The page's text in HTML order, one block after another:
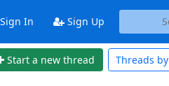
In Sign Up
Start a new thread Threads by